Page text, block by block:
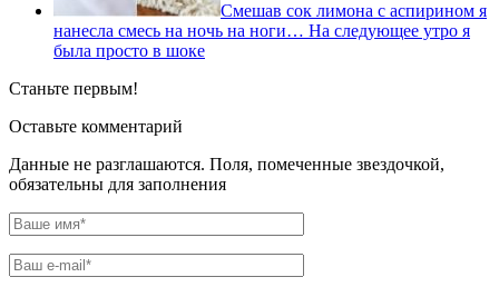
Cмешав сок лимона с аспирином я
нанесла смесь на ночь на ноги… На следующее утро я
была просто в шоке
Станьте первым!
Оставьте комментарий
Данные не разглашаются. Поля, помеченные звездочкой,
обязательны для заполнения